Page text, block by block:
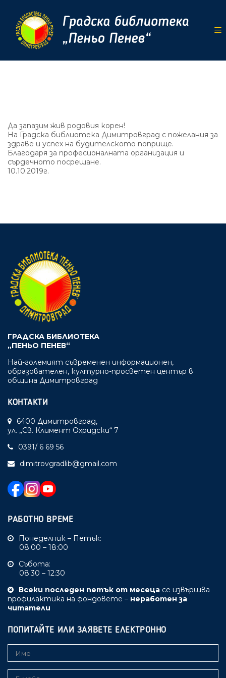
Да запазим жив родовия корен!
На Градска библиотека Димитровград с пожелания за
здраве и успех на будителското поприще.
Благодаря за професионалната организация и
сърдечното посрещане.
10.10.2019г.
ГРАДСКА БИБЛИОТЕКА
„ПЕНЬО ПЕНЕВ“
Най-големият съвременен информационен,
образователен, културно-просветен център в
община Димитровград
КОНТАКТИ
6400 Димитровград,
ул. „Св. Климент Охридски“ 7
0391/ 6 69 56
dimitrovgradlib@gmail.com
РАБОТНО ВРЕМЕ
Понеделник – Петък:
08:00 – 18:00
Събота:
08:30 – 12:30
Всеки последен петък от месеца се извършва
профилактика на фондовете – неработен за
читатели
ПОПИТАЙТЕ ИЛИ ЗАЯВЕТЕ ЕЛЕКТРОННО